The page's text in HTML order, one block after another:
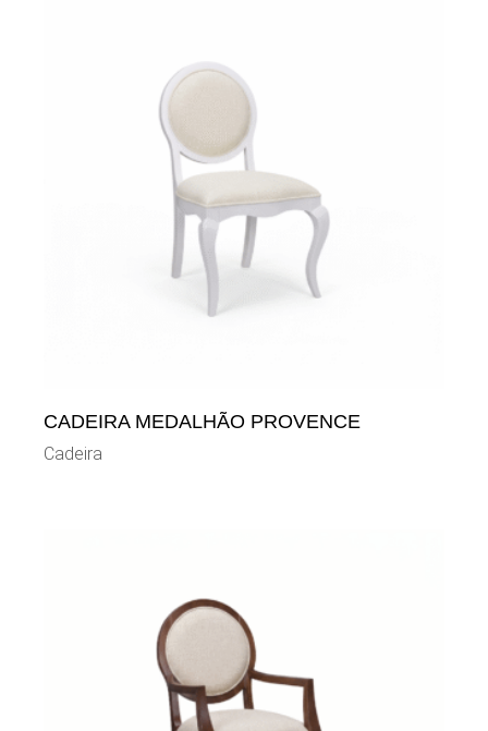
CADEIRA MEDALHÃO PROVENCE
Cadeira